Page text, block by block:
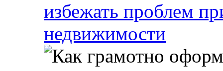
избежать проблем
недвижимости